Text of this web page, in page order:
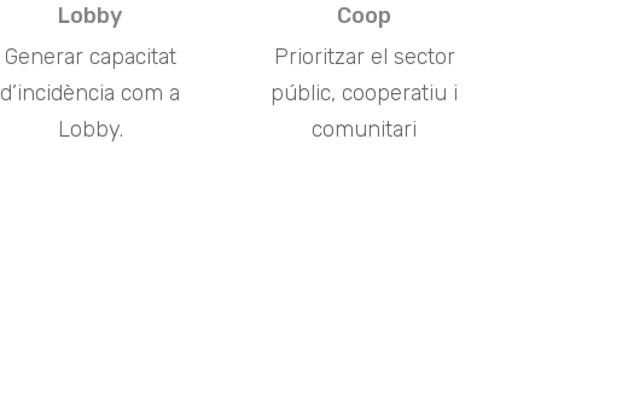
Lobby
Generar capacitat
d’incidència com a
Lobby.
Coop
Prioritzar el sector
públic, cooperatiu i
comunitari